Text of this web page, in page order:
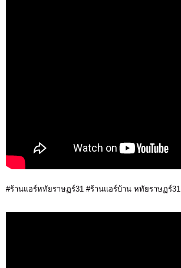
#ร้านแอร์หทัยราษฏร์31 #ร้านแอร์บ้าน หทัยราษฏร์31